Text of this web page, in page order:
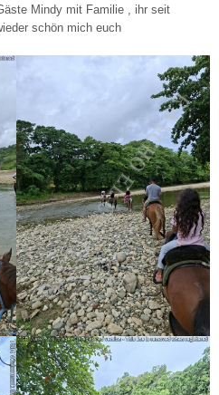
Mindy mit Familie , ihr seit
schön mich euch